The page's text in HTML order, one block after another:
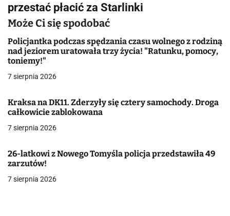
a
c
j
a
p
i
u
przestać płacić za Starlinki
Może Ci się spodobać
Policjantka podczas spędzania czasu wolnego z rodziną
nad jeziorem uratowała trzy życia! "Ratunku, pomocy,
toniemy!"
7 sierpnia 2026
Kraksa na DK11. Zderzyły się cztery samochody. Droga
całkowicie zablokowana
7 sierpnia 2026
26-latkowi z Nowego Tomyśla policja przedstawiła 49
zarzutów!
7 sierpnia 2026